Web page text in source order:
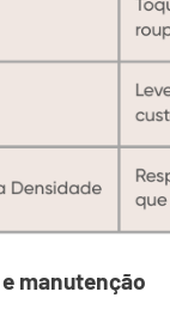
manutenção